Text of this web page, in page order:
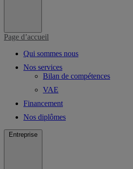
Page d’accueil
Qui sommes nous
Nos services
Bilan de compétences
VAE
Financement
Nos diplômes
Entreprise